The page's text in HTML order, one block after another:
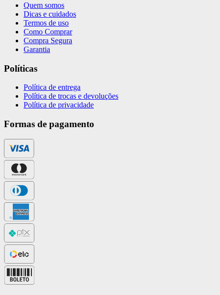
Quem somos
Dicas e cuidados
Termos de uso
Como Comprar
Compra Segura
Garantia
Políticas
Política de entrega
Política de trocas e devoluções
Política de privacidade
Formas de pagamento